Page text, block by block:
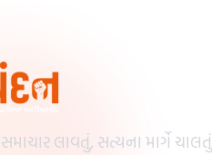
લાવતું, સત્યના માર્ગે ચાલતું